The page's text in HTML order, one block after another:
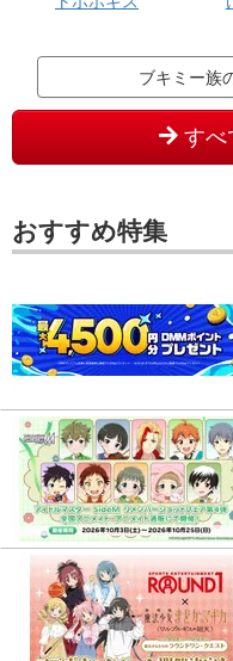
ブキミー族
すべ
おすすめ特集